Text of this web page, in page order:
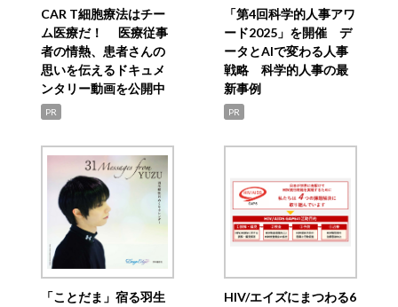
CAR T細胞療法はチー
ム医療だ！ 医療従事
者の情熱、患者さんの
思いを伝えるドキュメ
ンタリー動画を公開中
PR
「第4回科学的人事アワ
ード2025」を開催 デ
ータとAIで変わる人事
戦略 科学的人事の最
新事例
PR
「ことだま」宿る羽生
HIV/エイズにまつわる6